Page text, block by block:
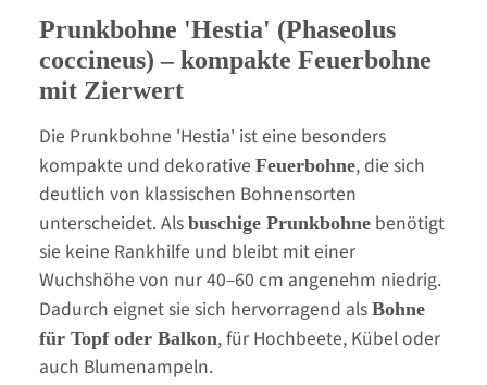
Prunkbohne 'Hestia' (Phaseolus
coccineus) – kompakte Feuerbohne
mit Zierwert
Die Prunkbohne 'Hestia' ist eine besonders
kompakte und dekorative Feuerbohne, die sich
deutlich von klassischen Bohnensorten
unterscheidet. Als buschige Prunkbohne benötigt
sie keine Rankhilfe und bleibt mit einer
Wuchshöhe von nur 40–60 cm angenehm niedrig.
Dadurch eignet sie sich hervorragend als Bohne
für Topf oder Balkon, für Hochbeete, Kübel oder
auch Blumenampeln.